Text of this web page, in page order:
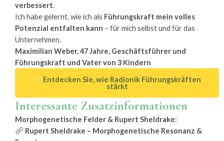
verbessert.
Ich habe gelernt, wie ich als Führungskraft mein volles
Potenzial entfalten kann – für mich selbst und für das
Unternehmen.
Maximilian Weber, 47 Jahre, Geschäftsführer und
Führungskraft und Vater von 3 Kindern
Entdecken Sie, wie Radionik Führungskräften
stärkt
Interessante Zusatzinformationen
Morphogenetische Felder & Rupert Sheldrake:
Rupert Sheldrake – Morphogenetische Resonanz &